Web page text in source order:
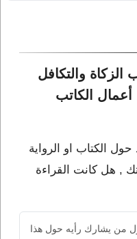
والتكافل
أعمال الكاتب
الكتاب او الرواية
, هل كانت القراءة
من يشارك رأيه حول هذا